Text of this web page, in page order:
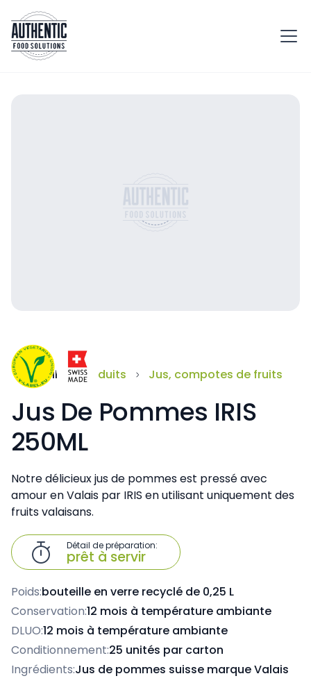
Accueil Produits Jus, compotes de fruits
Jus De Pommes IRIS
250ML
Notre délicieux jus de pommes est pressé avec
amour en Valais par IRIS en utilisant uniquement des
fruits valaisans.
 Détail de préparation:
prêt à servir
Poids:bouteille en verre recyclé de 0,25 L
Conservation:12 mois à température ambiante
DLUO:12 mois à température ambiante
Conditionnement:25 unités par carton
Ingrédients:Jus de pommes suisse marque Valais